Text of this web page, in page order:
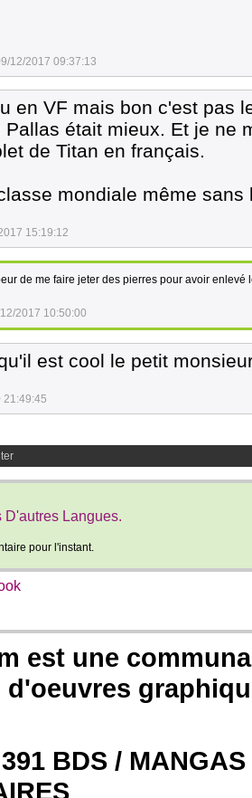
12/2017 09:37:13
en VF mais bon c'est pas
Pallas était mieux. Et je ne
de Titan en français.
mondiale même
15:19:12
de me faire jeter des pierres pour avoir enlevé
2017 10:50:00
est cool le petit
21:49:45
Langues.
pour l'instant.
est une
BDS /